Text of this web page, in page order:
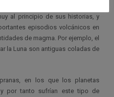
al principio de sus historias, y
episodios volcánicos en
de magma. Por ejemplo, el
la Luna son antiguas coladas de
en los que los planetas
y por tanto sufrían este tipo de